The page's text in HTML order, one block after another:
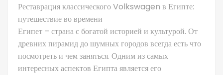
Реставрация классического Volkswagen в Египте:
путешествие во времени
Египет – страна с богатой историей и культурой. От
древних пирамид до шумных городов всегда есть что
посмотреть и чем заняться. Одним из самых
интересных аспектов Египта является его